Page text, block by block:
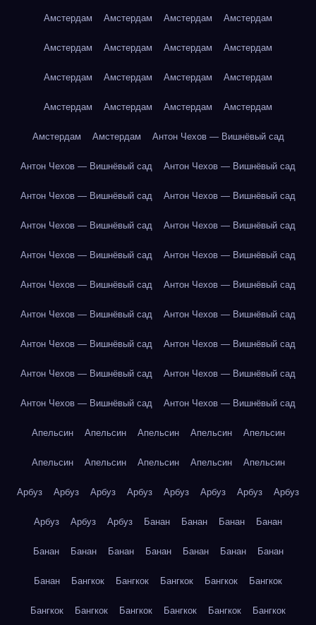
Амстердам Амстердам Амстердам Амстердам
Амстердам Амстердам Амстердам Амстердам
Амстердам Амстердам Амстердам Амстердам
Амстердам Амстердам Амстердам Амстердам
Амстердам Амстердам Антон Чехов — Вишнёвый сад
Антон Чехов — Вишнёвый сад Антон Чехов — Вишнёвый сад
Антон Чехов — Вишнёвый сад Антон Чехов — Вишнёвый сад
Антон Чехов — Вишнёвый сад Антон Чехов — Вишнёвый сад
Антон Чехов — Вишнёвый сад Антон Чехов — Вишнёвый сад
Антон Чехов — Вишнёвый сад Антон Чехов — Вишнёвый сад
Антон Чехов — Вишнёвый сад Антон Чехов — Вишнёвый сад
Антон Чехов — Вишнёвый сад Антон Чехов — Вишнёвый сад
Антон Чехов — Вишнёвый сад Антон Чехов — Вишнёвый сад
Антон Чехов — Вишнёвый сад Антон Чехов — Вишнёвый сад
Апельсин Апельсин Апельсин Апельсин Апельсин
Апельсин Апельсин Апельсин Апельсин Апельсин
Арбуз Арбуз Арбуз Арбуз Арбуз Арбуз Арбуз Арбуз
Арбуз Арбуз Арбуз Банан Банан Банан Банан
Банан Банан Банан Банан Банан Банан Банан
Банан Бангкок Бангкок Бангкок Бангкок Бангкок
Бангкок Бангкок Бангкок Бангкок Бангкок Бангкок